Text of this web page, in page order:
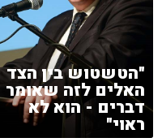
"הטשטוש בין הצד
האלים לזה שאומר
דברים - הוא לא
ראוי"